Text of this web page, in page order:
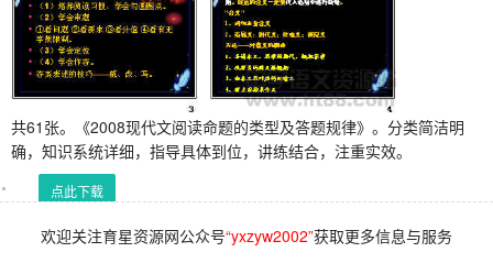
共61张。《2008现代文阅读命题的类型及答题规律》。分类简洁明
确，知识系统详细，指导具体到位，讲练结合，注重实效。
点此下载
欢迎关注育星资源网公众号“yxzyw2002”获取更多信息与服务